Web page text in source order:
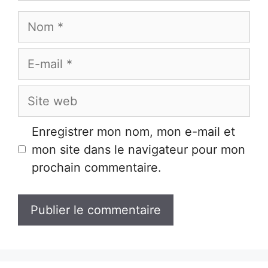
Nom
E-
Site
Enregistrer mon nom, mon e-mail et
mon site dans le navigateur pour mon
prochain commentaire.